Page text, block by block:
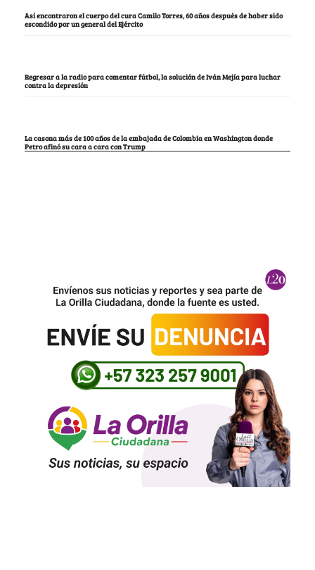
Así encontraron el cuerpo del cura Camilo Torres, 60 años después de haber sido
escondido por un general del Ejército
Regresar a la radio para comentar fútbol, la solución de Iván Mejía para luchar
contra la depresión
La casona más de 100 años de la embajada de Colombia en Washington donde
Petro afinó su cara a cara con Trump